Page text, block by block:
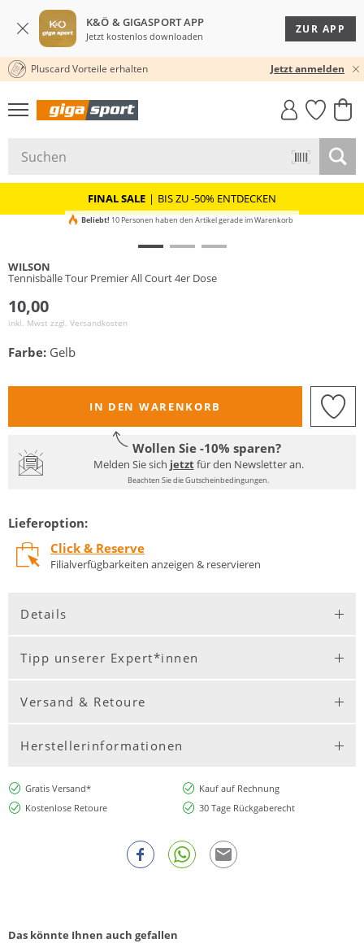
K&Ö & GIGASPORT APP
Jetzt kostenlos downloaden
ZUR APP
★★★★★ 4,8 / 5,0 STERNE
Pluscard Vorteile erhalten Jetzt anmelden
GIGASTYLE
FAHRRAD­
MUST-HAVE
FINAL SALE | BIS ZU -50% ENTDECKEN
Beliebt! 10 Personen haben den Artikel gerade im Warenkorb
WILSON
Tennisbälle Tour Premier All Court 4er Dose
10,00
inkl. Mwst zzgl. Versandkosten
Farbe: Gelb
IN DEN WARENKORB
Wollen Sie -10% sparen?
Melden Sie sich jetztfür den Newsletter an.
Beachten Sie die Gutscheinbedingungen.
Lieferoption:
Click & Reserve
Filialverfügbarkeiten anzeigen & reservieren
Details
Tipp unserer Expert*innen
Versand & Retoure
Herstellerinformationen
Gratis Versand*
Kauf auf Rechnung
Kostenlose Retoure
30 Tage Rückgaberecht
Das könnte Ihnen auch gefallen